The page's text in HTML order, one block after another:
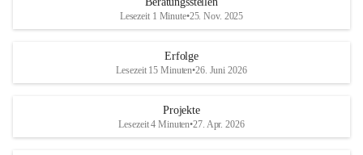
Lesezeit 1 Minute•25. Nov. 2025
Erfolge
Lesezeit 15 Minuten•26. Juni 2026
Projekte
Lesezeit 4 Minuten•27. Apr. 2026